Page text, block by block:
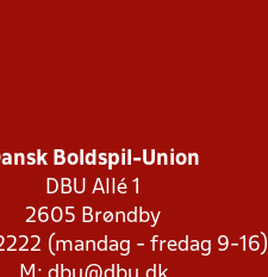
Boldspil-Union
DBU Allé 1
2605 Brøndby
(mandag - fredag 9-16)